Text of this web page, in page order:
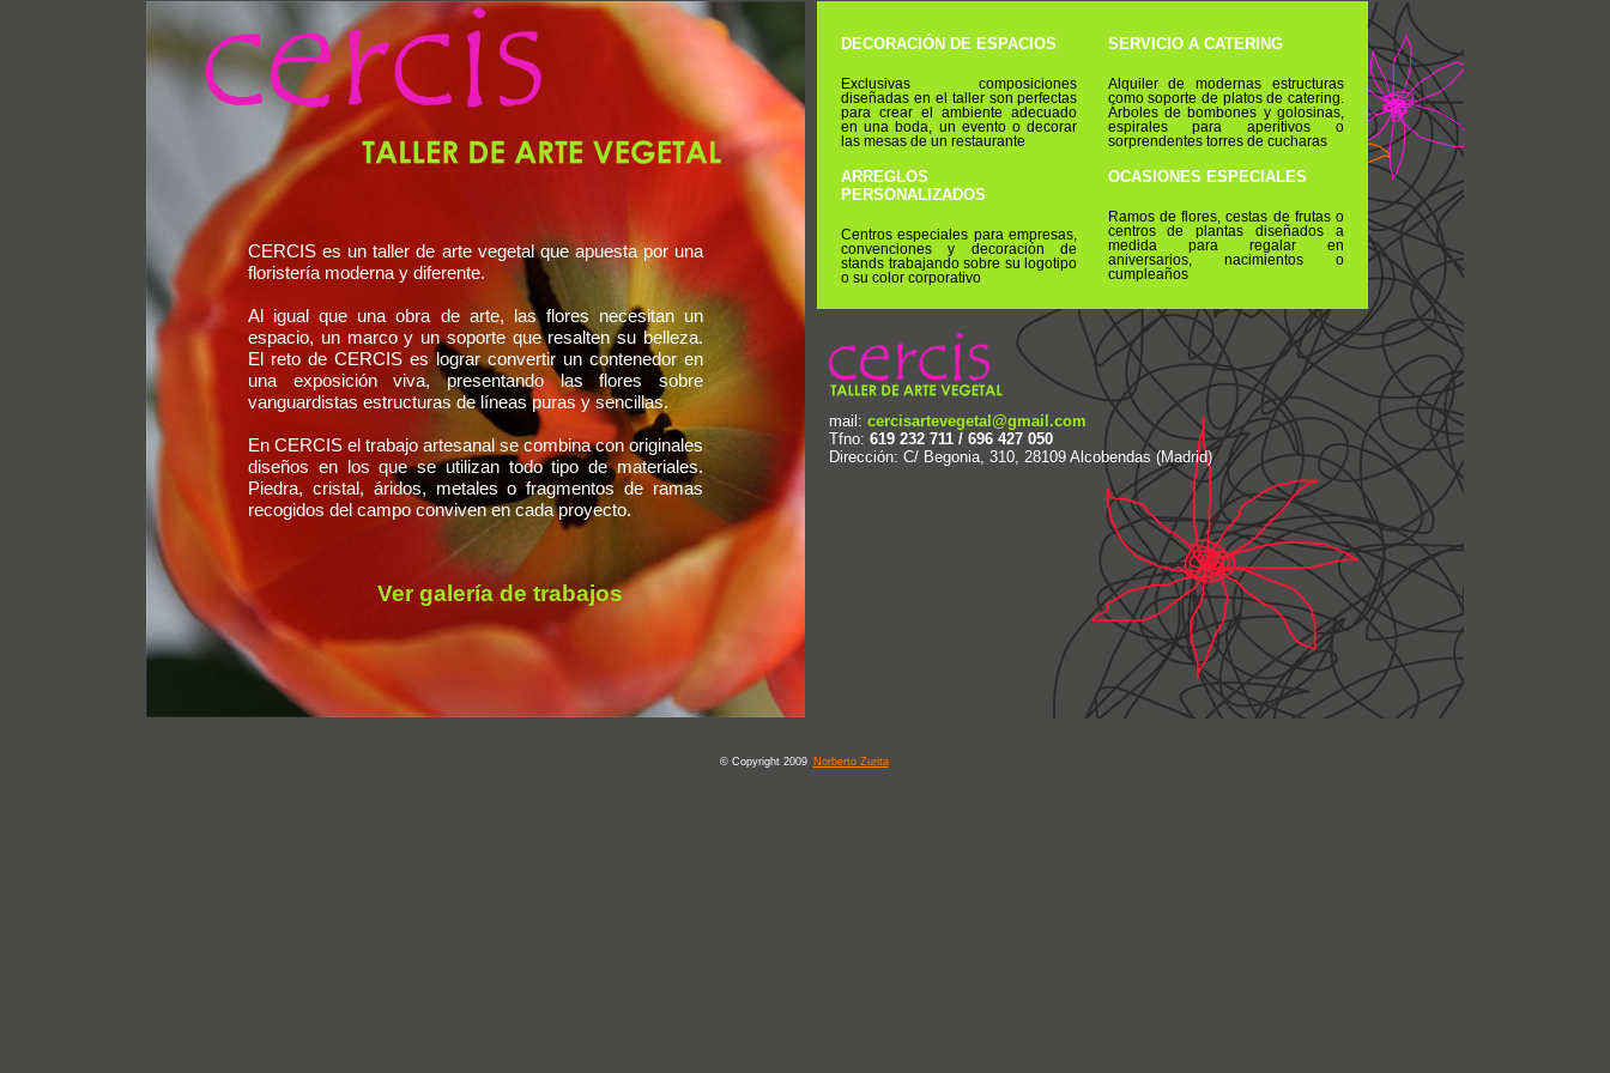
CERCIS es un taller de arte vegetal que apuesta por una
floristería moderna y diferente.
Al igual que una obra de arte, las flores necesitan un
espacio, un marco y un soporte que resalten su belleza.
El reto de CERCIS es lograr convertir un contenedor en
una exposición viva, presentando las flores sobre
vanguardistas estructuras de líneas puras y sencillas.
En CERCIS el trabajo artesanal se combina con originales
diseños en los que se utilizan todo tipo de materiales.
Piedra, cristal, áridos, metales o fragmentos de ramas
recogidos del campo conviven en cada proyecto.
Ver galería de trabajos
DECORACIÓN DE ESPACIOS
Exclusivas composiciones
diseñadas en el taller son perfectas
para crear el ambiente adecuado
en una boda, un evento o decorar
las mesas de un restaurante
SERVICIO A CATERING
Alquiler de modernas estructuras
como soporte de platos de catering.
Árboles de bombones y golosinas,
espirales para aperitivos o
sorprendentes torres de cucharas
ARREGLOS
PERSONALIZADOS
Centros especiales para empresas,
convenciones y decoración de
stands trabajando sobre su logotipo
o su color corporativo
OCASIONES ESPECIALES
Ramos de flores, cestas de frutas o
centros de plantas diseñados a
medida para regalar en
aniversarios, nacimientos o
cumpleaños
mail: cercisartevegetal@gmail.com
Tfno: 619 232 711 / 696 427 050
Dirección: C/ Begonia, 310, 28109 Alcobendas (Madrid)
© Copyright 2009 Norberto Zurita